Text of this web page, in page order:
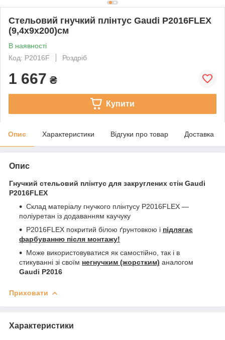
Стельовий гнучкий плінтус Gaudi P2016FLEX
(9,4х9х200)см
В наявності
Код: P2016F
Роздріб
1 667 ₴
Купити
Опис Характеристики Відгуки про товар Доставка
Опис
Гнучкий стельовий плінтус для закруглених стін Gaudi
P2016FLEX
Склад матеріалу гнучкого плінтусу P2016FLEX —
поліуретан із додаванням каучуку
P2016FLEX покритий білою ґрунтовкою і підлягає
фарбуванню після монтажу!
Може використовуватися як самостійно, так і в
стикуванні зі своїм негнучким (жорстким) аналогом
Gaudi P2016
Приховати
Характеристики